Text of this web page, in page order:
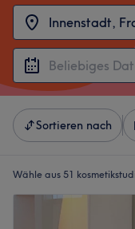
Sortieren nach
Wähle aus 51